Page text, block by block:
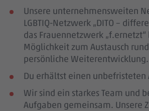
Unsere unternehmensweiten
LGBTIQ-Netzwerk „DITO –
das Frauennetzwerk
Möglichkeit zum Austausch
persönliche Weiterentwicklung.
Du erhältst einen unbefristeten
Wir sind ein starkes Team und
Aufgaben gemeinsam. Unsere